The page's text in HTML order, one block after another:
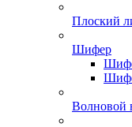
Плоский
Шифер
Волновой